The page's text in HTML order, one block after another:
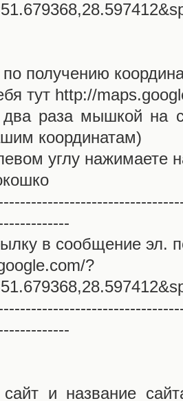
получению
тут http://
раза мышкой на
координатам)
углу нажимаете
в сообщение эл.
?
и название